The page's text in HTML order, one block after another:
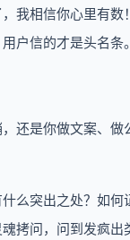
我相信你心里有数
户信的才是头名条。
还是你做文案、做
么突出之处？如何
拷问，问到发疯出